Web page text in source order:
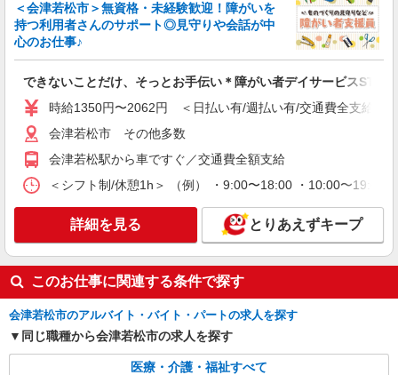
＜会津若松市＞無資格・未経験歓迎！障がいを
持つ利用者さんのサポート◎見守りや会話が中
心のお仕事♪
できないことだけ、そっとお手伝い＊障がい者デイサービスSTAFF
時給1350円〜2062円 ＜日払い有/週払い有/交通費全支給(ガ
会津若松市 その他多数
会津若松駅から車ですぐ／交通費全額支給
＜シフト制/休憩1h＞ （例） ・9:00〜18:00 ・10:00〜19:00
詳細を見る とりあえずキープ
このお仕事に関連する条件で探す
会津若松市のアルバイト・バイト・パートの求人を探す
同じ職種から会津若松市の求人を探す
医療・介護・福祉すべて